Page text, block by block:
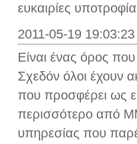
ευκαιρίες
2011-05-19
Είναι ένας όρος που
Σχεδόν όλοι έχουν
που προσφέρει ως
περισσότερο από
υπηρεσίας που